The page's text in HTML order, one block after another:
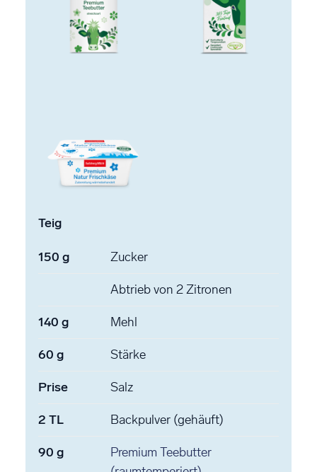
Teig
150 g Zucker
Abtrieb von 2 Zitronen
140 g Mehl
60 g Stärke
Prise Salz
2 TL Backpulver (gehäuft)
90 g
Premium Teebutter